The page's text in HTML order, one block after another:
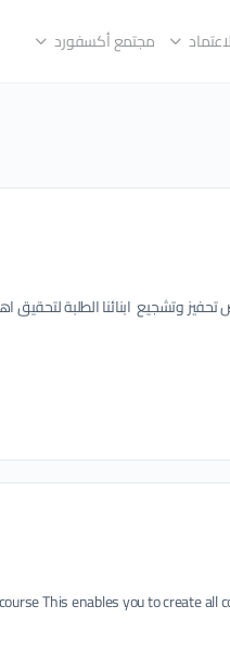
مجتمع أكسفورد
تحفيز وتشجيع ابنائنا الطلبة
This enables you to create all